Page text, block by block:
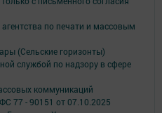
по печати и массовым
(Сельские горизонты)
службой по надзору в сфере
коммуникаций
77 - 90151 от 07.10.2025